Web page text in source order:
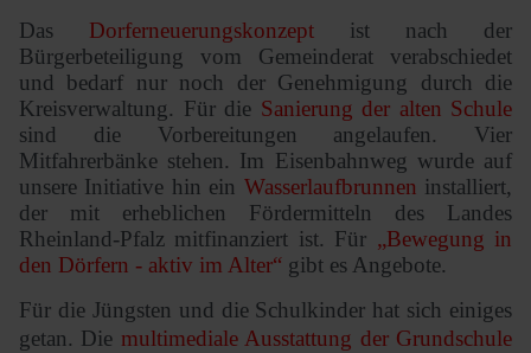
Das Dorferneuerungskonzept ist nach der
Bürgerbeteiligung vom Gemeinderat verabschiedet
und bedarf nur noch der Genehmigung durch die
Kreisverwaltung. Für die Sanierung der alten Schule
sind die Vorbereitungen angelaufen. Vier
Mitfahrerbänke stehen. Im Eisenbahnweg wurde auf
unsere Initiative hin ein Wasserlaufbrunnen installiert,
der mit erheblichen Fördermitteln des Landes
Rheinland-Pfalz mitfinanziert ist. Für „Bewegung in
den Dörfern - aktiv im Alter“ gibt es Angebote.
Für die Jüngsten und die Schulkinder hat sich einiges
getan. Die multimediale Ausstattung der Grundschule